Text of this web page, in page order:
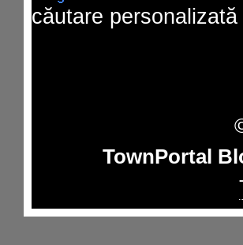
căutare personalizată
TownPortal